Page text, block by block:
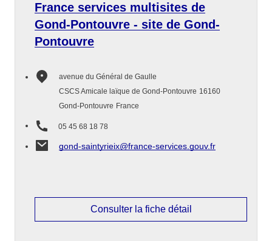
France services multisites de
Gond-Pontouvre - site de Gond-
Pontouvre
avenue du Général de Gaulle
CSCS Amicale laïque de Gond-Pontouvre 16160
Gond-Pontouvre France
05 45 68 18 78
gond-saintyrieix@france-services.gouv.fr
Consulter la fiche détail